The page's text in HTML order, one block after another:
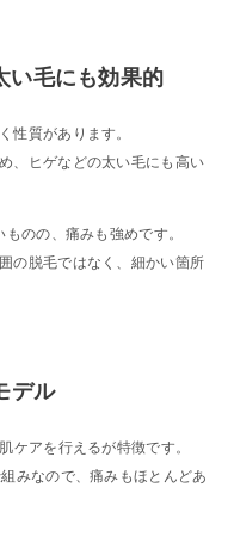
い毛にも効果的
性質があります。
、ヒゲなどの太い毛にも高い
のの、痛みも強めです。
の脱毛ではなく、細かい箇所
デル
ケアを行えるが特徴です。
みなので、痛みもほとんどあ